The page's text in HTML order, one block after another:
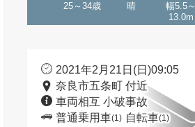
25～34歳 晴
幅5.5～
13.0m
2021年2月21日(日)09:05
奈良市五条町 付近
車両相互 小破事故
普通乗用車(1) 自転車(1)